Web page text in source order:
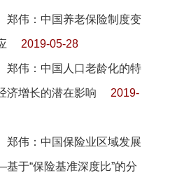
郑伟：中国养老保险制度变
2019-05-28
郑伟：中国人口老龄化的特
济增长的潜在影响 2019-
郑伟：中国保险业区域发展
于“保险基准深度比”的分